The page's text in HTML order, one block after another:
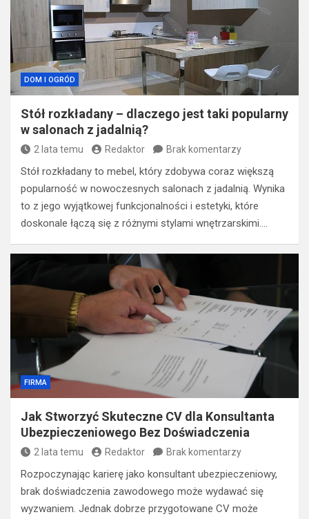
DOM I OGRÓD
Stół rozkładany – dlaczego jest taki popularny
w salonach z jadalnią?
2 lata temu Redaktor Brak komentarzy
Stół rozkładany to mebel, który zdobywa coraz większą
popularność w nowoczesnych salonach z jadalnią. Wynika
to z jego wyjątkowej funkcjonalności i estetyki, które
doskonale łączą się z różnymi stylami wnętrzarskimi.…
FIRMA
Jak Stworzyć Skuteczne CV dla Konsultanta
Ubezpieczeniowego Bez Doświadczenia
2 lata temu Redaktor Brak komentarzy
Rozpoczynając karierę jako konsultant ubezpieczeniowy,
brak doświadczenia zawodowego może wydawać się
wyzwaniem. Jednak dobrze przygotowane CV może